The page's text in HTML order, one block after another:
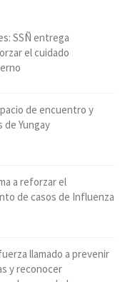
SSÑ entrega
el cuidado
de encuentro y
de Yungay
a reforzar el
de casos de Influenza
llamado a prevenir
y reconocer